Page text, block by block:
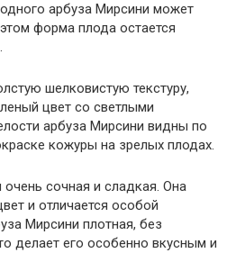
арбуза Мирсини может
форма плода остается
шелковистую текстуру,
цвет со светлыми
арбуза Мирсини видны по
кожуры на зрелых плодах.
сочная и сладкая. Она
и отличается особой
Мирсини плотная, без
делает его особенно вкусным и